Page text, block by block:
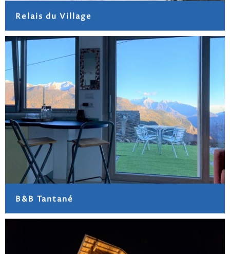
Relais du Village
B&B Tantané